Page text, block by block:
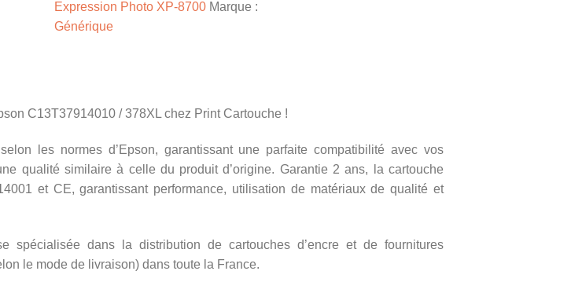
Expression Photo XP-8700 Marque :
Générique
C13T37914010 / 378XL chez Print Cartouche !
les normes d’Epson, garantissant une parfaite compatibilité avec vos
qualité similaire à celle du produit d’origine. Garantie 2 ans, la cartouche
et CE, garantissant performance, utilisation de matériaux de qualité et
spécialisée dans la distribution de cartouches d’encre et de fournitures
le mode de livraison) dans toute la France.